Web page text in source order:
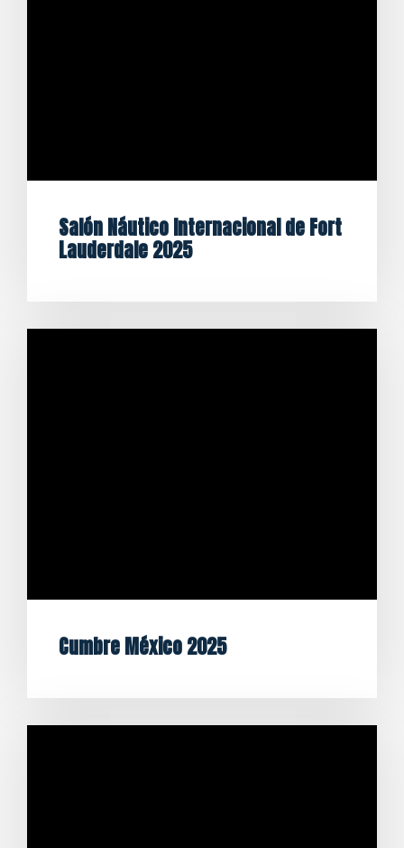
Salón Náutico Internacional de Fort
Lauderdale 2025
Cumbre México 2025